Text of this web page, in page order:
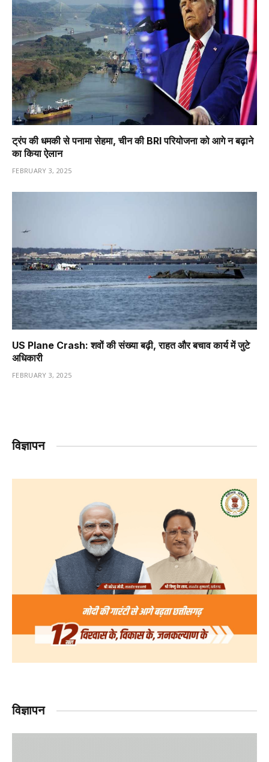
ट्रंप की धमकी से पनामा सेहमा, चीन की BRI परियोजना को आगे न बढ़ाने
का किया ऐलान
FEBRUARY 3, 2025
US Plane Crash: शवों की संख्या बढ़ी, राहत और बचाव कार्य में जुटे
अधिकारी
FEBRUARY 3, 2025
विज्ञापन
विज्ञापन